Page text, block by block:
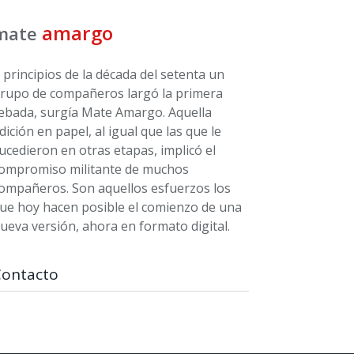
amargo
principios de la década del setenta un
de compañeros largó la primera
surgía Mate Amargo. Aquella
en papel, al igual que las que le
en otras etapas, implicó el
militante de muchos
Son aquellos esfuerzos los
hoy hacen posible el comienzo de una
versión, ahora en formato digital.